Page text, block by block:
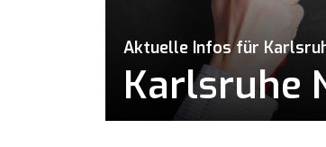
Aktuelle Infos für
Karlsruhe